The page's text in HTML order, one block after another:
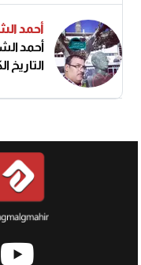
أحمد
أحمد
التاريخ